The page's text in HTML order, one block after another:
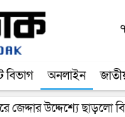
বিভাগ অনলাইন
জেদ্দার উদ্দেশ্যে ছাড়লো